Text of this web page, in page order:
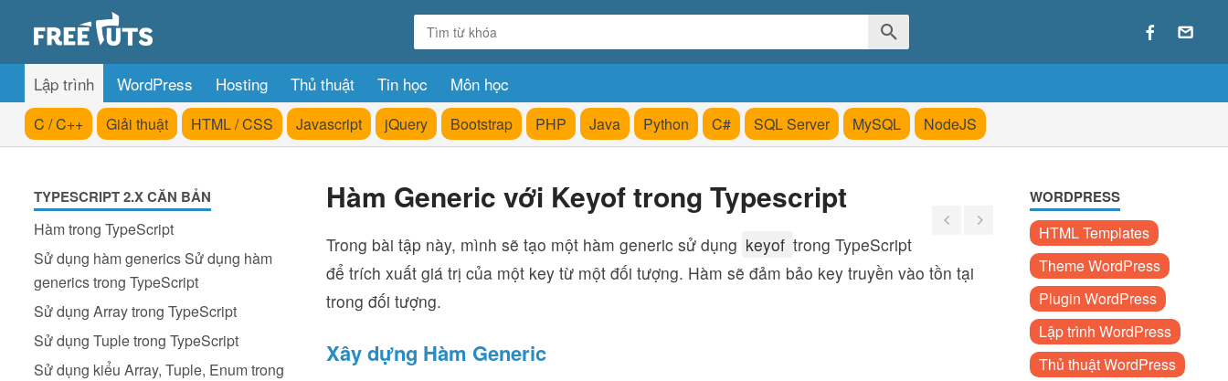
Lập trình WordPress Hosting Thủ thuật Tin học Môn học
C / C++ Giải thuật HTML / CSS Javascript jQuery Bootstrap PHP Java Python C# SQL Server MySQL NodeJS
TYPESCRIPT 2.X CĂN BẢN
Hàm trong TypeScript
Sử dụng hàm generics Sử dụng hàm
generics trong TypeScript
Sử dụng Array trong TypeScript
Sử dụng Tuple trong TypeScript
Sử dụng kiểu Array, Tuple, Enum trong
Hàm Generic với Keyof trong Typescript
Trong bài tập này, mình sẽ tạo một hàm generic sử dụng keyof trong TypeScript
để trích xuất giá trị của một key từ một đối tượng. Hàm sẽ đảm bảo key truyền vào tồn tại
trong đối tượng.
Xây dựng Hàm Generic
WORDPRESS
HTML Templates
Theme WordPress
Plugin WordPress
Lập trình WordPress
Thủ thuật WordPress